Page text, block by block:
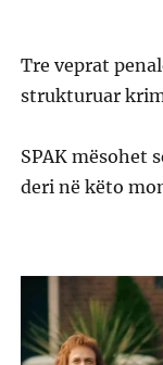
Tre veprat
strukturuar
SPAK mësohet
deri në këto